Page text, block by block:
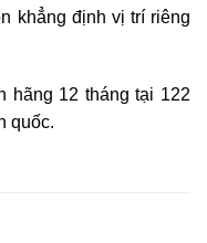
khẳng định vị trí riêng
hãng 12 tháng tại 122
quốc.